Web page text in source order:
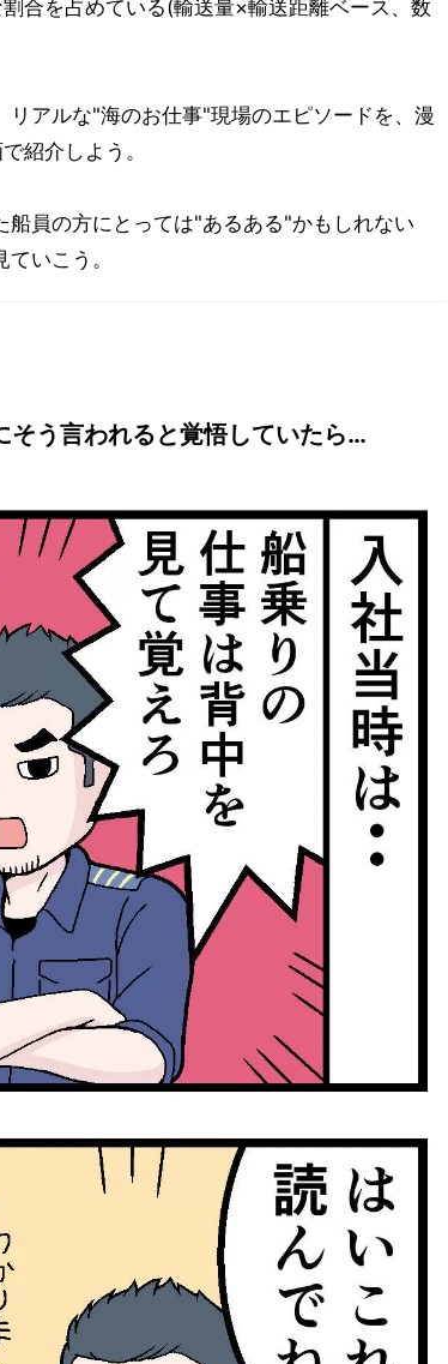
合を占めている(輸送量×輸送距離ベース、数
アルな"海のお仕事"現場のエピソードを、漫
紹介しよう。
員の方にとっては"あるある"かもしれない
いこう。
そう言われると覚悟していたら…